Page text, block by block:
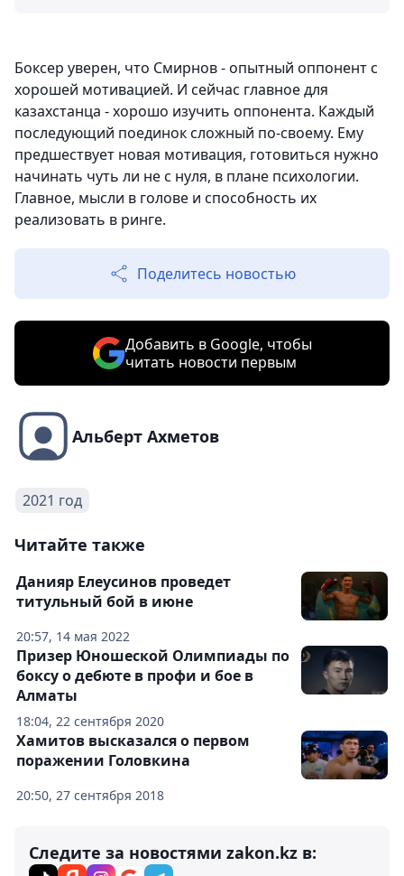
Боксер уверен, что Смирнов - опытный оппонент с
хорошей мотивацией. И сейчас главное для
казахстанца - хорошо изучить оппонента. Каждый
последующий поединок сложный по-своему. Ему
предшествует новая мотивация, готовиться нужно
начинать чуть ли не с нуля, в плане психологии.
Главное, мысли в голове и способность их
реализовать в ринге.
Поделитесь новостью
Добавить в Google, чтобы
читать новости первым
Альберт Ахметов
2021 год
Читайте также
20:57, 14 мая 2022
Данияр Елеусинов проведет
титульный бой в июне
18:04, 22 сентября 2020
Призер Юношеской Олимпиады по
боксу о дебюте в профи и бое в
Алматы
20:50, 27 сентября 2018
Хамитов высказался о первом
поражении Головкина
Следите за новостями zakon.kz в: